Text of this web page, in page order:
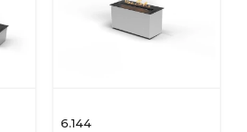
6.144